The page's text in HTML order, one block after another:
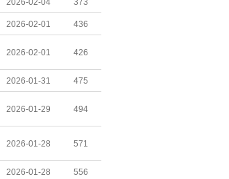
2026-02-04 373
2026-02-01 436
2026-02-01 426
2026-01-31 475
2026-01-29 494
2026-01-28 571
2026-01-28 556